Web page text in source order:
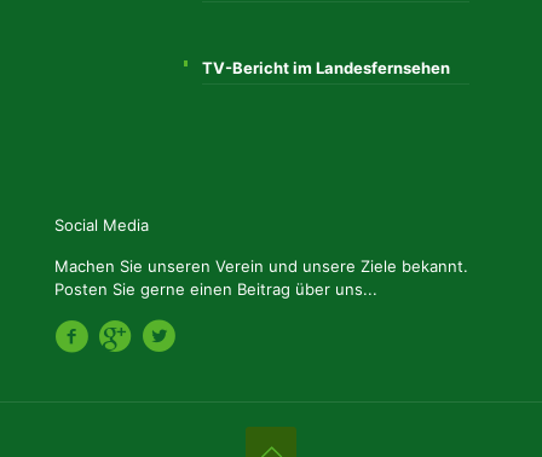
TV-Bericht im Landesfernsehen
Social Media
Machen Sie unseren Verein und unsere Ziele bekannt.
Posten Sie gerne einen Beitrag über uns...